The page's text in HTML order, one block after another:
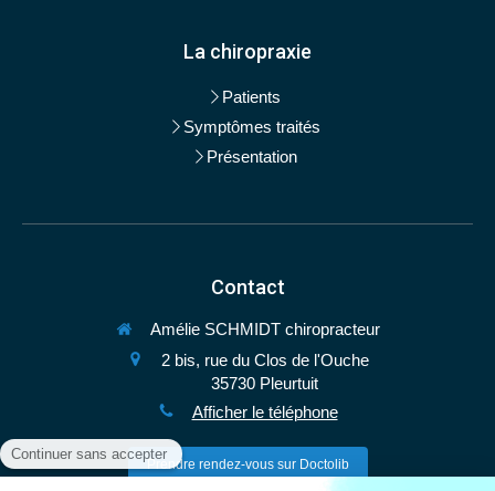
La chiropraxie
Patients
Symptômes traités
Présentation
Contact
Amélie SCHMIDT chiropracteur
2 bis, rue du Clos de l'Ouche
35730 Pleurtuit
Afficher le téléphone
Prendre rendez-vous sur Doctolib